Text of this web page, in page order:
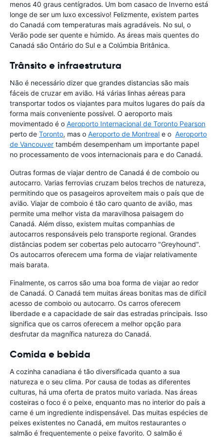
menos 40 graus centígrados. Um bom casaco de Inverno está
longe de ser um luxo excessivo! Felizmente, existem partes
do Canadá com temperaturas mais agradáveis. No sul, o
Verão pode ser quente e húmido. As áreas mais quentes do
Canadá são Ontário do Sul e a Colúmbia Britânica.
Trânsito e infraestrutura
Não é necessário dizer que grandes distancias são mais
fáceis de cruzar em avião. Há várias linhas aéreas para
transportar todos os viajantes para muitos lugares do país da
forma mais conveniente possível. O aeroporto mais
movimentado é o Aeroporto Internacional de Toronto Pearson
perto de Toronto, mas o Aeroporto de Montreal e o Aeroporto
de Vancouver também desempenham um importante papel
no processamento de voos internacionais para e do Canadá.
Outras formas de viajar dentro de Canadá é de comboio ou
autocarro. Varias ferrovias cruzam belos trechos de natureza,
permitindo que os pasageiros aproveitem mais o país que de
avião. Viajar de comboio é tão caro quanto de avião, mas
permite uma melhor vista da maravilhosa paisagem do
Canadá. Além disso, existem muitas companhias de
autocarros responsáveis pelo transporte regional. Grandes
distâncias podem ser cobertas pelo autocarro "Greyhound".
Os autocarros oferecem uma forma de viajar relativamente
mais barata.
Finalmente, os carros são uma boa forma de viajar ao redor
de Canadá. O Canadá tem muitas áreas bonitas mas de difícil
acesso de comboio ou autocarro. Os carros oferecem
liberdade e a capacidade de sair das estradas principais. Isso
significa que os carros oferecem a melhor opção para
desfrutar da magnífica natureza do Canadá.
Comida e bebida
A cozinha canadiana é tão diversificada quanto a sua
natureza e o seu clima. Por causa de todas as diferentes
culturas, há uma oferta de pratos muito variada. Nas áreas
costeiras o foco é o peixe, enquanto mas no interior do país a
carne é um ingrediente indispensável. Das muitas espécies de
peixes existentes no Canadá, em muitos restaurantes o
salmão é frequentemente o peixe favorito. O salmão é